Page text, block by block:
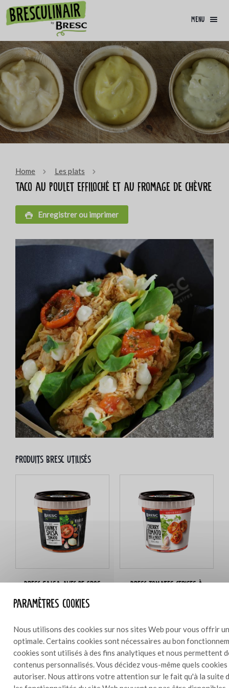
Paramètres cookies
Nous utilisons des cookies sur nos sites Web pour vous offrir
optimale. Certains cookies sont nécessaires au bon
cookies sont utilisés à des fins analytiques et nous permettent
contenus personnalisés. Vous décidez vous-même quels
autoriser. Nous attirons votre attention sur le fait qu'à la suite
menu
Home Les plats
Taco au poulet effiloché et au fromage de chèvre
Enregistrer ou imprimer
Produits Bresc utilisés
Bresc Salsa avec de gros
morceaux de tomate 1000g
Bresc Tomates cerises à
Ingrédients